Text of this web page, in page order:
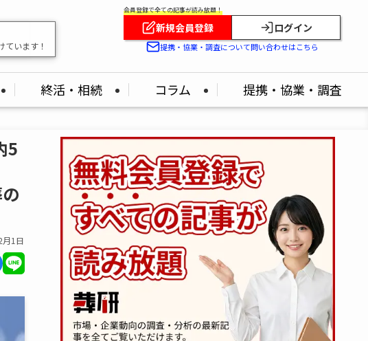
ています！
会員登録で全ての記事が読み放題！
新規会員登録 ログイン
提携・協業・調査について問い合わせはこちら
終活・相続 コラム 提携・協業・調査
5
月1日